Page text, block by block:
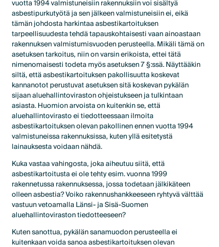
vuotta 1994 valmistuneisiin rakennuksiin voi sisältyä
asbestipurkutyötä ja sen jälkeen valmistuneisiin ei, eikä
tämän johdosta harkintaa asbestikartoituksen
tarpeellisuudesta tehdä tapauskohtaisesti vaan ainoastaan
rakennuksen valmistumisvuoden perusteella. Mikäli tämä on
asetuksen tarkoitus, niin on varsin erikoista, ettei tätä
nimenomaisesti todeta myös asetuksen 7 §:ssä. Näyttääkin
siltä, että asbestikartoituksen pakollisuutta koskevat
kannanotot perustuvat asetuksen sitä koskevan pykälän
sijaan aluehallintoviraston ohjeistukseen ja tulkintaan
asiasta. Huomion arvoista on kuitenkin se, että
aluehallintovirasto ei tiedotteessaan ilmoita
asbestikartoituksen olevan pakollinen ennen vuotta 1994
valmistuneissa rakennuksissa, kuten yllä esitetystä
lainauksesta voidaan nähdä.
Kuka vastaa vahingosta, joka aiheutuu siitä, että
asbestikartoitusta ei ole tehty esim. vuonna 1999
rakennetussa rakennuksessa, jossa todetaan jälkikäteen
olleen asbestia? Voiko rakennushankkeeseen ryhtyvä välttää
vastuun vetoamalla Länsi- ja Sisä-Suomen
aluehallintoviraston tiedotteeseen?
Kuten sanottua, pykälän sanamuodon perusteella ei
kuitenkaan voida sanoa asbestikartoituksen olevan